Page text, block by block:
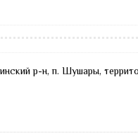
р-н, п. Шушары,